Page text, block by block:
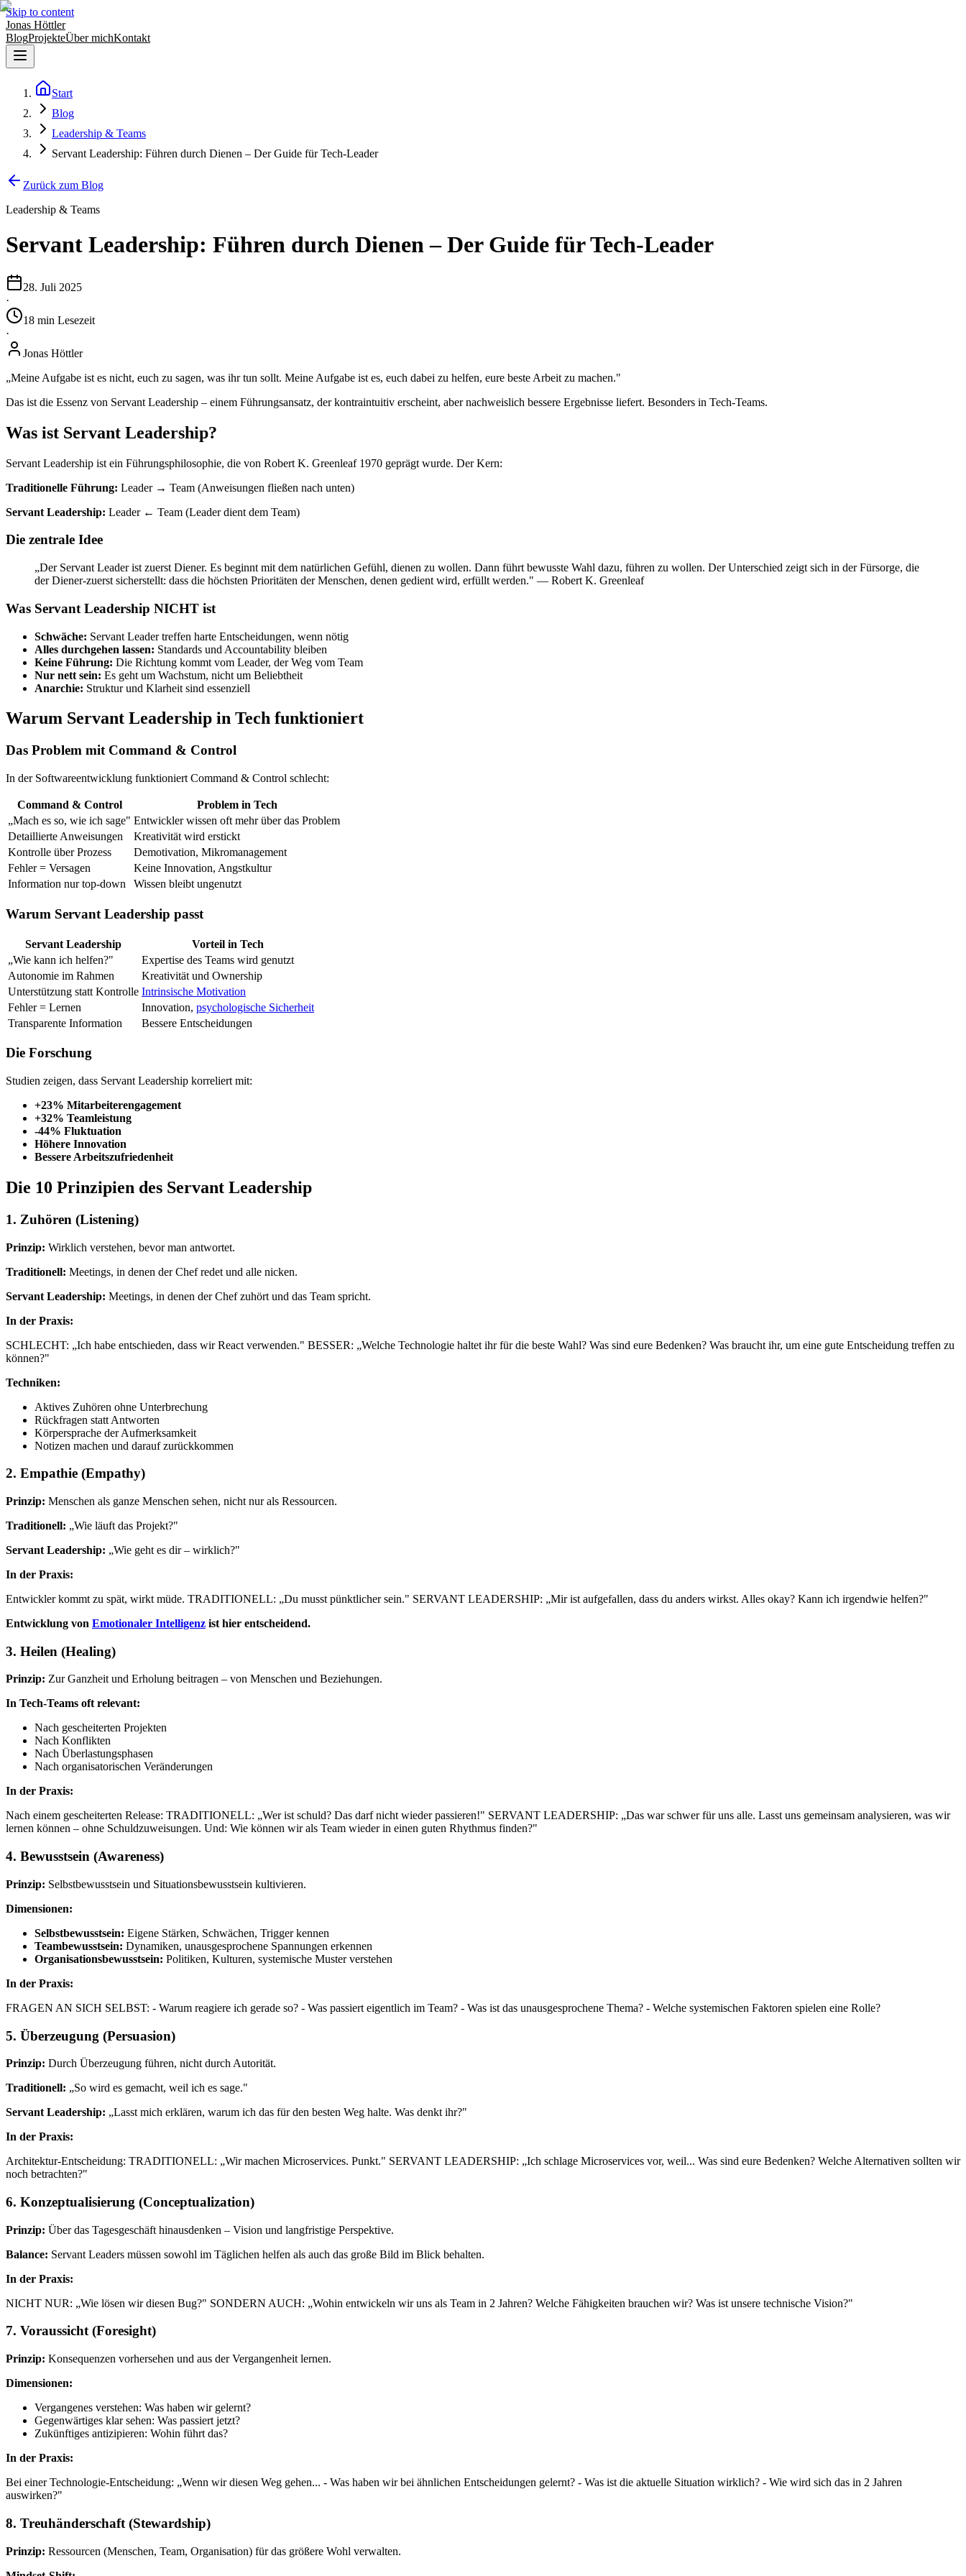
Skip to content
Jonas Höttler
BlogProjekteÜber michKontakt
Start
Blog
Leadership & Teams
Servant Leadership: Führen durch Dienen – Der Guide für Tech-Leader
Zurück zum Blog
Leadership & Teams
Servant Leadership: Führen durch Dienen – Der Guide für Tech-Leader
28. Juli 2025
·
18 min Lesezeit
·
Jonas Höttler
„Meine Aufgabe ist es nicht, euch zu sagen, was ihr tun sollt. Meine Aufgabe ist es, euch dabei zu helfen, eure beste Arbeit zu machen."
Das ist die Essenz von Servant Leadership – einem Führungsansatz, der kontraintuitiv erscheint, aber nachweislich bessere Ergebnisse liefert. Besonders in Tech-Teams.
Was ist Servant Leadership?
Servant Leadership ist ein Führungsphilosophie, die von Robert K. Greenleaf 1970 geprägt wurde. Der Kern:
Traditionelle Führung: Leader → Team (Anweisungen fließen nach unten)
Servant Leadership: Leader ← Team (Leader dient dem Team)
Die zentrale Idee
„Der Servant Leader ist zuerst Diener. Es beginnt mit dem natürlichen Gefühl, dienen zu wollen. Dann führt bewusste Wahl dazu, führen zu wollen. Der Unterschied zeigt sich in der Fürsorge, die
der Diener-zuerst sicherstellt: dass die höchsten Prioritäten der Menschen, denen gedient wird, erfüllt werden." — Robert K. Greenleaf
Was Servant Leadership NICHT ist
Schwäche: Servant Leader treffen harte Entscheidungen, wenn nötig
Alles durchgehen lassen: Standards und Accountability bleiben
Keine Führung: Die Richtung kommt vom Leader, der Weg vom Team
Nur nett sein: Es geht um Wachstum, nicht um Beliebtheit
Anarchie: Struktur und Klarheit sind essenziell
Warum Servant Leadership in Tech funktioniert
Das Problem mit Command & Control
In der Softwareentwicklung funktioniert Command & Control schlecht:
Command & Control
Problem in Tech
„Mach es so, wie ich sage" Entwickler wissen oft mehr über das Problem
Detaillierte Anweisungen
Kreativität wird erstickt
Kontrolle über Prozess
Demotivation, Mikromanagement
Fehler = Versagen
Keine Innovation, Angstkultur
Information nur top-down
Wissen bleibt ungenutzt
Warum Servant Leadership passt
Servant Leadership
Vorteil in Tech
„Wie kann ich helfen?"
Expertise des Teams wird genutzt
Autonomie im Rahmen
Kreativität und Ownership
Unterstützung statt Kontrolle Intrinsische Motivation
Fehler = Lernen
Innovation, psychologische Sicherheit
Transparente Information
Bessere Entscheidungen
Die Forschung
Studien zeigen, dass Servant Leadership korreliert mit:
+23% Mitarbeiterengagement
+32% Teamleistung
-44% Fluktuation
Höhere Innovation
Bessere Arbeitszufriedenheit
Die 10 Prinzipien des Servant Leadership
1. Zuhören (Listening)
Prinzip: Wirklich verstehen, bevor man antwortet.
Traditionell: Meetings, in denen der Chef redet und alle nicken.
Servant Leadership: Meetings, in denen der Chef zuhört und das Team spricht.
In der Praxis:
SCHLECHT: „Ich habe entschieden, dass wir React verwenden." BESSER: „Welche Technologie haltet ihr für die beste Wahl? Was sind eure Bedenken? Was braucht ihr, um eine gute Entscheidung treffen zu
können?"
Techniken:
Aktives Zuhören ohne Unterbrechung
Rückfragen statt Antworten
Körpersprache der Aufmerksamkeit
Notizen machen und darauf zurückkommen
2. Empathie (Empathy)
Prinzip: Menschen als ganze Menschen sehen, nicht nur als Ressourcen.
Traditionell: „Wie läuft das Projekt?"
Servant Leadership: „Wie geht es dir – wirklich?"
In der Praxis:
Entwickler kommt zu spät, wirkt müde. TRADITIONELL: „Du musst pünktlicher sein." SERVANT LEADERSHIP: „Mir ist aufgefallen, dass du anders wirkst. Alles okay? Kann ich irgendwie helfen?"
Entwicklung von Emotionaler Intelligenz ist hier entscheidend.
3. Heilen (Healing)
Prinzip: Zur Ganzheit und Erholung beitragen – von Menschen und Beziehungen.
In Tech-Teams oft relevant:
Nach gescheiterten Projekten
Nach Konflikten
Nach Überlastungsphasen
Nach organisatorischen Veränderungen
In der Praxis:
Nach einem gescheiterten Release: TRADITIONELL: „Wer ist schuld? Das darf nicht wieder passieren!" SERVANT LEADERSHIP: „Das war schwer für uns alle. Lasst uns gemeinsam analysieren, was wir
lernen können – ohne Schuldzuweisungen. Und: Wie können wir als Team wieder in einen guten Rhythmus finden?"
4. Bewusstsein (Awareness)
Prinzip: Selbstbewusstsein und Situationsbewusstsein kultivieren.
Dimensionen:
Selbstbewusstsein: Eigene Stärken, Schwächen, Trigger kennen
Teambewusstsein: Dynamiken, unausgesprochene Spannungen erkennen
Organisationsbewusstsein: Politiken, Kulturen, systemische Muster verstehen
In der Praxis:
FRAGEN AN SICH SELBST: - Warum reagiere ich gerade so? - Was passiert eigentlich im Team? - Was ist das unausgesprochene Thema? - Welche systemischen Faktoren spielen eine Rolle?
5. Überzeugung (Persuasion)
Prinzip: Durch Überzeugung führen, nicht durch Autorität.
Traditionell: „So wird es gemacht, weil ich es sage."
Servant Leadership: „Lasst mich erklären, warum ich das für den besten Weg halte. Was denkt ihr?"
In der Praxis:
Architektur-Entscheidung: TRADITIONELL: „Wir machen Microservices. Punkt." SERVANT LEADERSHIP: „Ich schlage Microservices vor, weil... Was sind eure Bedenken? Welche Alternativen sollten wir
noch betrachten?"
6. Konzeptualisierung (Conceptualization)
Prinzip: Über das Tagesgeschäft hinausdenken – Vision und langfristige Perspektive.
Balance: Servant Leaders müssen sowohl im Täglichen helfen als auch das große Bild im Blick behalten.
In der Praxis:
NICHT NUR: „Wie lösen wir diesen Bug?" SONDERN AUCH: „Wohin entwickeln wir uns als Team in 2 Jahren? Welche Fähigkeiten brauchen wir? Was ist unsere technische Vision?"
7. Voraussicht (Foresight)
Prinzip: Konsequenzen vorhersehen und aus der Vergangenheit lernen.
Dimensionen:
Vergangenes verstehen: Was haben wir gelernt?
Gegenwärtiges klar sehen: Was passiert jetzt?
Zukünftiges antizipieren: Wohin führt das?
In der Praxis:
Bei einer Technologie-Entscheidung: „Wenn wir diesen Weg gehen... - Was haben wir bei ähnlichen Entscheidungen gelernt? - Was ist die aktuelle Situation wirklich? - Wie wird sich das in 2 Jahren
auswirken?"
8. Treuhänderschaft (Stewardship)
Prinzip: Ressourcen (Menschen, Team, Organisation) für das größere Wohl verwalten.